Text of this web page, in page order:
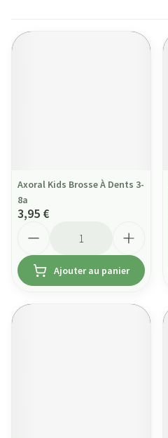
Axoral Kids Brosse À Dents 3-
8a
3,95 €
Ajouter au panier